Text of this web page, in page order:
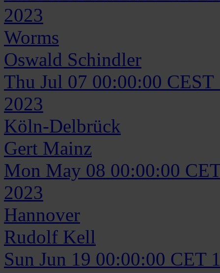
2023
Worms
Oswald Schindler
Thu Jul 07 00:00:00 CEST
2023
Köln-Delbrück
Gert Mainz
Mon May 08 00:00:00
2023
Hannover
Rudolf Kell
Sun Jun 19 00:00:00 CET